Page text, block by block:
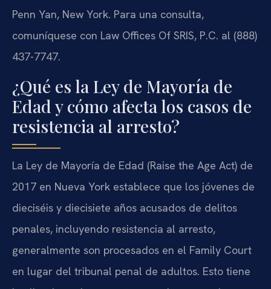
Penn Yan, New York. Para una consulta,
comuníquese con Law Offices Of SRIS, P.C. al (888)
437-7747.
¿Qué es la Ley de Mayoría de
Edad y cómo afecta los casos de
resistencia al arresto?
La Ley de Mayoría de Edad (Raise the Age Act) de
2017 en Nueva York establece que los jóvenes de
dieciséis y diecisiete años acusados de delitos
penales, incluyendo resistencia al arresto,
generalmente son procesados en el Family Court
en lugar del tribunal penal de adultos. Esto tiene